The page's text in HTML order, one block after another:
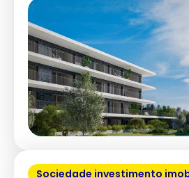
Sociedade investimento